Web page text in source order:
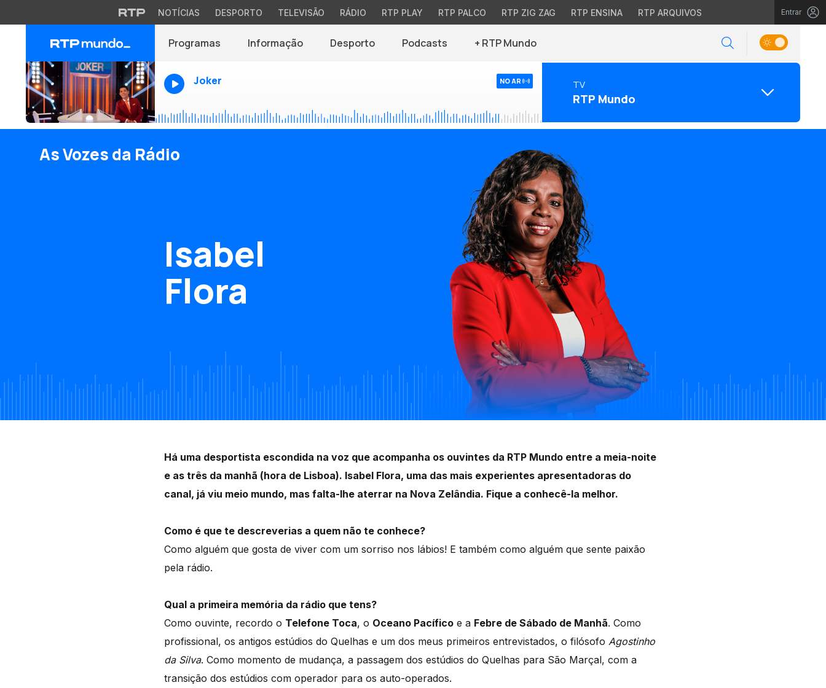
NOTÍCIAS DESPORTO TELEVISÃO RÁDIO RTP PLAY RTP PALCO RTP ZIG ZAG RTP ENSINA RTP ARQUIVOS Entrar
Programas Informação Desporto Podcasts + RTP Mundo
Joker NO AR TV
RTP Mundo
As Vozes da Rádio
Isabel
Flora
Há uma desportista escondida na voz que acompanha os ouvintes da RTP Mundo entre a meia-noite
e as três da manhã (hora de Lisboa). Isabel Flora, uma das mais experientes apresentadoras do
canal, já viu meio mundo, mas falta-lhe aterrar na Nova Zelândia. Fique a conhecê-la melhor.
Como é que te descreverias a quem não te conhece?
Como alguém que gosta de viver com um sorriso nos lábios! E também como alguém que sente paixão
pela rádio.
Qual a primeira memória da rádio que tens?
Como ouvinte, recordo o Telefone Toca, o Oceano Pacífico e a Febre de Sábado de Manhã. Como
profissional, os antigos estúdios do Quelhas e um dos meus primeiros entrevistados, o filósofo Agostinho
da Silva. Como momento de mudança, a passagem dos estúdios do Quelhas para São Marçal, com a
transição dos estúdios com operador para os auto-operados.